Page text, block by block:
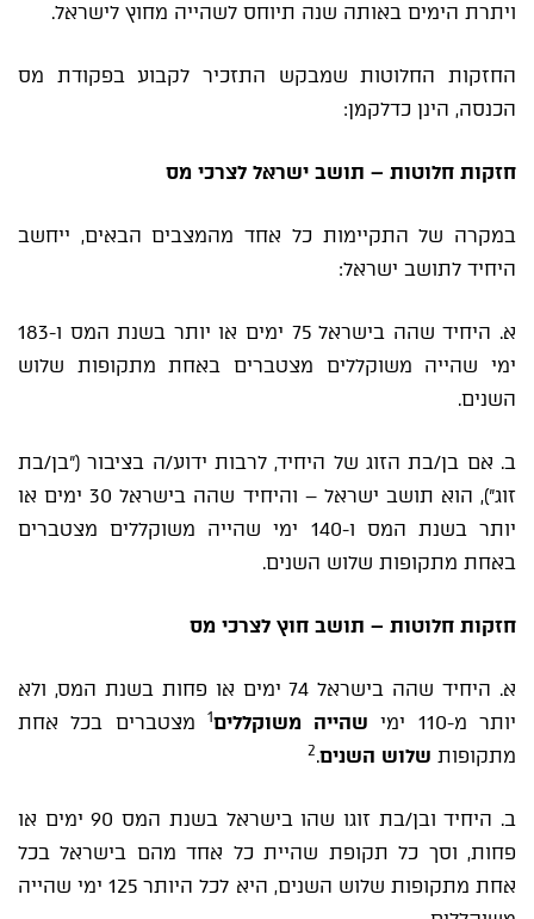
ויתרת הימים באותה שנה תיוחס לשהייה מחוץ לישראל.
החזקות החלוטות שמבקש התזכיר לקבוע בפקודת מס
הכנסה, הינן כדלקמן:
חזקות חלוטות – תושב ישראל לצרכי מס
במקרה של התקיימות כל אחד מהמצבים הבאים, ייחשב
היחיד לתושב ישראל:
א. היחיד שהה בישראל 75 ימים או יותר בשנת המס ו-183
ימי שהייה משוקללים מצטברים באחת מתקופות שלוש
השנים.
ב. אם בן/בת הזוג של היחיד, לרבות ידוע/ה בציבור ("בן/בת
זוג"), הוא תושב ישראל – והיחיד שהה בישראל 30 ימים או
יותר בשנת המס ו-140 ימי שהייה משוקללים מצטברים
באחת מתקופות שלוש השנים.
חזקות חלוטות – תושב חוץ לצרכי מס
א. היחיד שהה בישראל 74 ימים או פחות בשנת המס, ולא
יותר מ-110 ימי
שהייה משוקללים1
מצטברים בכל אחת
מתקופות שלוש השנים.
2
ב. היחיד ובן/בת זוגו שהו בישראל בשנת המס 90 ימים או
פחות, וסך כל תקופת שהיית כל אחד מהם בישראל בכל
אחת מתקופות שלוש השנים, היא לכל היותר 125 ימי שהייה